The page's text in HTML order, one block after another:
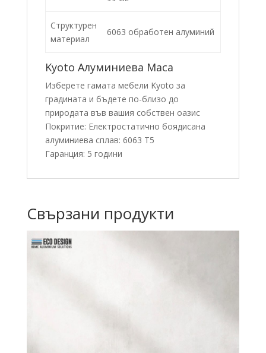
Структурен
материал
6063 обработен алуминий
Kyoto Алуминиева Маса
Изберете гамата мебели Kyoto за
градината и бъдете по-близо до
природата във вашия собствен оазис
Покритие: Електростатично боядисана
алуминиева сплав: 6063 T5
Гаранция: 5 години
Свързани продукти